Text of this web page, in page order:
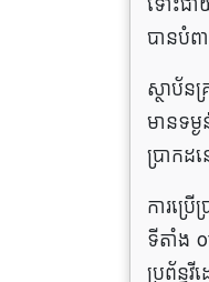
បានបំព
ស្ថាប័ន
មានទម្
ប្រាកដ
ការប្រ
ទីតាំង
ប្រព័ន្ធ